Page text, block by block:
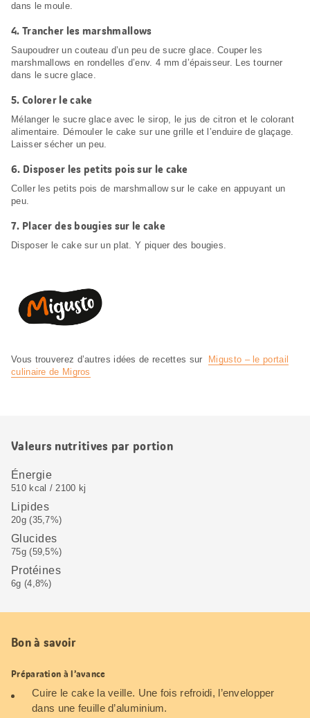
dans le moule.
4.Trancher les marshmallows
Saupoudrer un couteau d’un peu de sucre glace. Couper les
marshmallows en rondelles d’env. 4 mm d’épaisseur. Les tourner
dans le sucre glace.
5.Colorer le cake
Mélanger le sucre glace avec le sirop, le jus de citron et le colorant
alimentaire. Démouler le cake sur une grille et l’enduire de glaçage.
Laisser sécher un peu.
6. Disposer les petits pois sur le cake
Coller les petits pois de marshmallow sur le cake en appuyant un
peu.
7. Placer des bougies sur le cake
Disposer le cake sur un plat. Y piquer des bougies.
Vous trouverez d’autres idées de recettes sur
Migusto – le portail
culinaire de Migros
Valeurs nutritives par portion
Énergie
510 kcal / 2100 kj
Lipides
20g (35,7%)
Glucides
75g (59,5%)
Protéines
6g (4,8%)
Bon à savoir
Préparation à l’avance
Cuire le cake la veille. Une fois refroidi, l’envelopper
dans une feuille d’aluminium.